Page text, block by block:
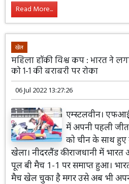
Read More...
खेल
महिला हॉकी विश्व कप : भारत ने
को 1-1 की बराबरी पर रोका
06 Jul 2022 13:27:26
एम्स्टलवीन।
में अपनी पहली
को चीन के साथ हुए
खेला। नीदरलैंड की राजधानी में
पूल बी मैच 1-1 पर समाप्त हुआ।
मैच खेल चुका है मगर उसे अब भी